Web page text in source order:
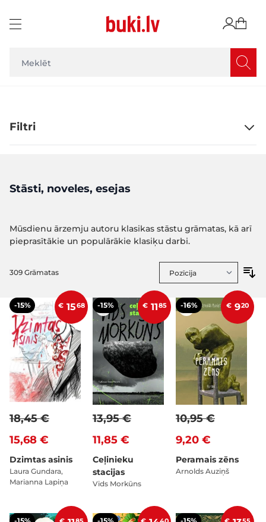
Filtri
Stāsti, noveles, esejas
Mūsdienu ārzemju autoru klasikas stāstu grāmatas, kā arī
pieprasītākie un populārākie klasiķu darbi.
309 Grāmatas
-15% € 1568
15,68 €
18,45 €
Dzimtas asinis
Laura Gundara,
Marianna Lapiņa
-15% € 1185
11,85 €
13,95 €
Ceļinieku
stacijas
Vids Morkūns
-16% € 920
9,20 €
10,95 €
Peramais zēns
Arnolds Auziņš